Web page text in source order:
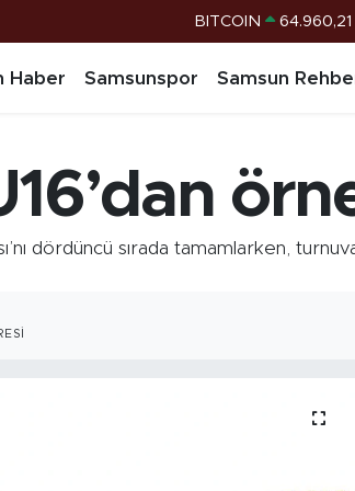
DOLAR 47,7436
BİST100
BITCOIN 64.960,21
Haber Samsunspor Samsun
dördüncü sırada tamamlarken,